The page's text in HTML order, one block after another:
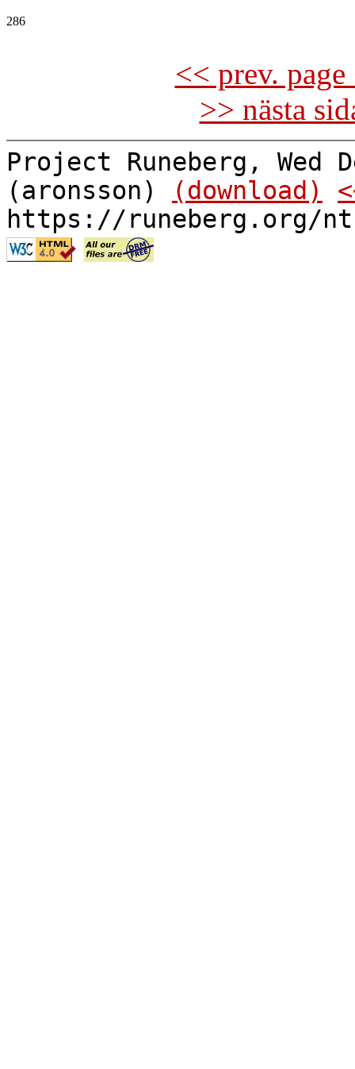
286
<< prev.
>> nästa
Project Runeberg, Wed
(aronsson)
(download)
https://runeberg.org/